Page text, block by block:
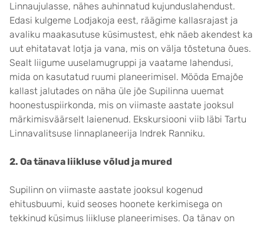
Linnaujulasse, nähes auhinnatud kujunduslahendust.
Edasi kulgeme Lodjakoja eest, räägime kallasrajast ja
avaliku maakasutuse küsimustest, ehk näeb akendest ka
uut ehitatavat lotja ja vana, mis on välja tõstetuna õues.
Sealt liigume uuselamugruppi ja vaatame lahendusi,
mida on kasutatud ruumi planeerimisel. Mööda Emajõe
kallast jalutades on näha üle jõe Supilinna uuemat
hoonestuspiirkonda, mis on viimaste aastate jooksul
märkimisväärselt laienenud. Ekskursiooni viib läbi Tartu
Linnavalitsuse linnaplaneerija Indrek Ranniku.
2. Oa tänava liikluse võlud ja mured
Supilinn on viimaste aastate jooksul kogenud
ehitusbuumi, kuid seoses hoonete kerkimisega on
tekkinud küsimus liikluse planeerimises. Oa tänav on